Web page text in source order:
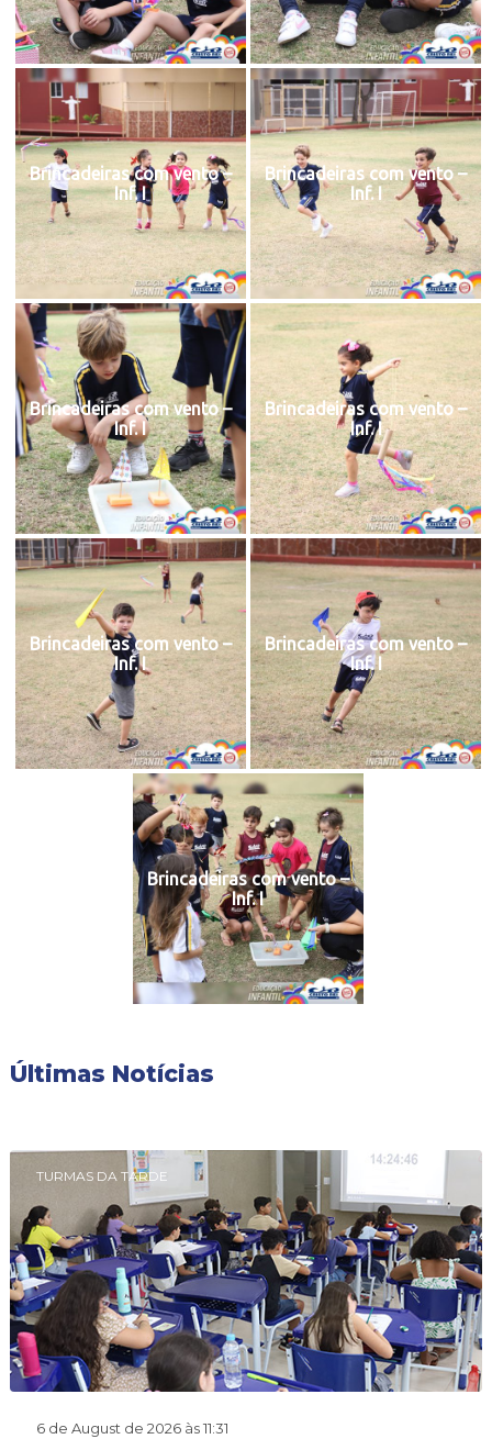
Brincadeiras com vento –
Inf. I
Brincadeiras com vento –
Inf. I
Brincadeiras com vento –
Inf. I
Brincadeiras com vento –
Inf. I
Brincadeiras com vento –
Inf. I
Brincadeiras com vento –
Inf. I
Brincadeiras com vento –
Inf. I
Últimas Notícias
TURMAS DA TARDE
6 de August de 2026 às 11:31